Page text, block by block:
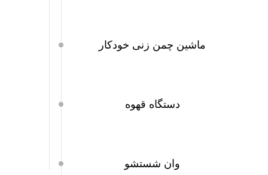
ماشین چمن زنی خودکار
دستگاه قهوه
وان شستشو